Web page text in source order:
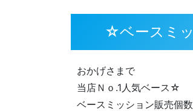
☆ベースミ
おかげさまで
当店Ｎｏ.1人気ベース☆
ベースミッション販売個